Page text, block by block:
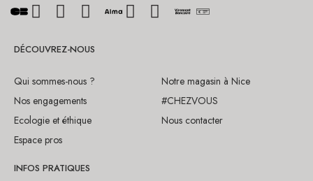
DÉCOUVREZ-NOUS
Qui sommes-nous ?
Nos engagements
Ecologie et éthique
Espace pros
Notre magasin à Nice
#CHEZVOUS
Nous contacter
INFOS PRATIQUES